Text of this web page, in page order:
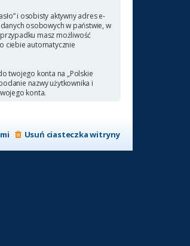
i osobisty aktywny adres e-
osobowych w państwie, w
masz możliwość
ciebie automatycznie
twojego konta na „Polskie
nazwy użytkownika i
konta.
Usuń ciasteczka witryny